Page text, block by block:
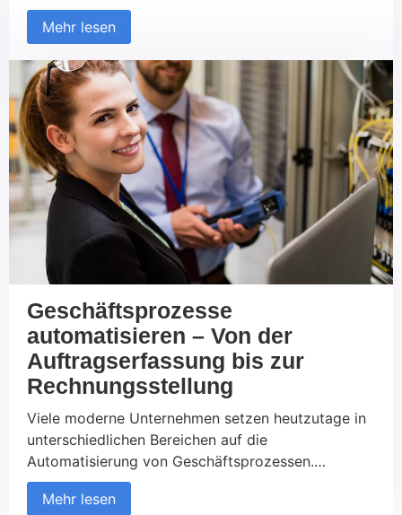
ausschließlich auf traditionelle Kanäle wie
Jobportale und Printmedien gesetzt haben, nutzen
finden und mit potenziellen Kandidaten in Kontakt
zu treten. Diese Entwicklung betrifft sowohl den
B2C- als auch den B2B-Bereich. Aber was macht
das Recruiting über Soziale Medien so erfolgreich
und worauf sollte geachtet werden?
Mehr lesen
Geschäftsprozesse
automatisieren – Von der
Auftragserfassung bis zur
Rechnungsstellung
Viele moderne Unternehmen setzen heutzutage in
unterschiedlichen Bereichen auf die
Automatisierung von Geschäftsprozessen.
Immerhin handelt es sich hierbei um eine
praktische Vorgehensweise, die dabei hilft, die
Mehr lesen